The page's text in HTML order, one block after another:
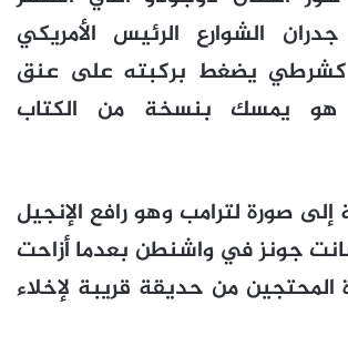
الشوارع الرئيس الأمريكي
كشرطي يضغط بركبته على عنق
هو يمسك بنسخة من الكتاب
إلى صورة لترامب وهو رافع الإنجيل
جونز في واشنطن بعدما أزاحت
المحتجين من حديقة قريبة لإخلاء